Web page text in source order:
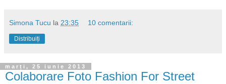
Simona Tucu la 23:35 10 comentarii:
Distribuiți
marți, 25 iunie 2013
Colaborare Foto Fashion For Street